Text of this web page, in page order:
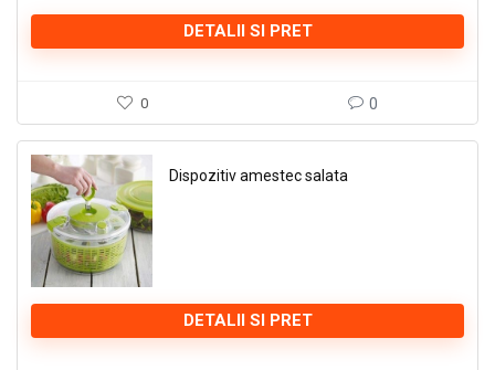
DETALII SI PRET
0 0
Dispozitiv amestec salata
DETALII SI PRET